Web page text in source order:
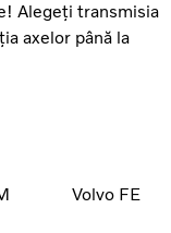
Alegeți transmisia
axelor până la
Volvo FE